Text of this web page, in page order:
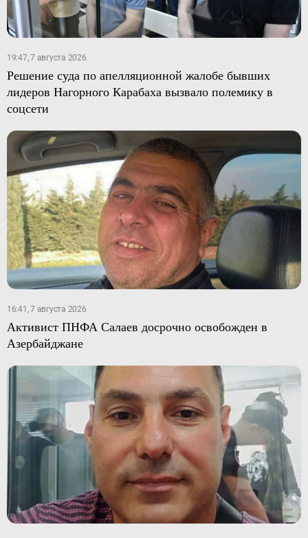
19:47, 7 августа 2026
Решение суда по апелляционной жалобе бывших
лидеров Нагорного Карабаха вызвало полемику в
соцсети
16:41, 7 августа 2026
Активист ПНФА Салаев досрочно освобожден в
Азербайджане